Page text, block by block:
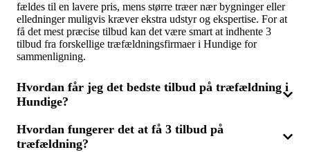
fældes til en lavere pris, mens større træer nær bygninger eller
elledninger muligvis kræver ekstra udstyr og ekspertise. For at
få det mest præcise tilbud kan det være smart at indhente 3
tilbud fra forskellige træfældningsfirmaer i Hundige for
sammenligning.
Hvordan får jeg det bedste tilbud på træfældning i
Hundige?
For at opnå det mest fordelagtige tilbud bør du anmode om 3
tilbud fra forskellige træfældningsfirmaer i Hundige. Du kan
Hvordan fungerer det at få 3 tilbud på
træfældning?